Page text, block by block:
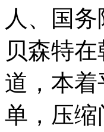
人、国
贝森特
道，本
单，压